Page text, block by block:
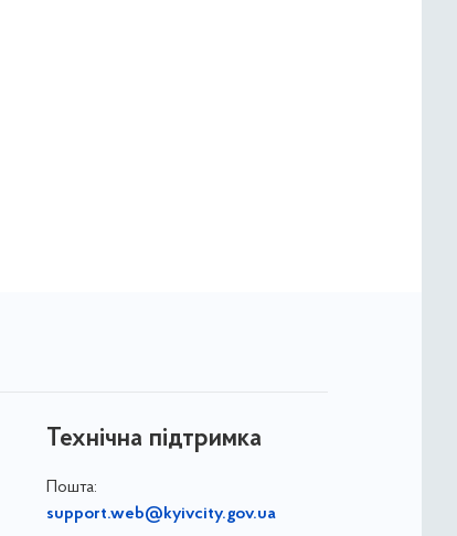
Технічна підтримка
Пошта:
support.web@kyivcity.gov.ua